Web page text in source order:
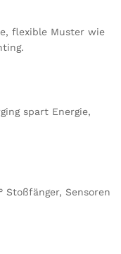
flexible Muster wie
spart Energie,
Stoßfänger, Sensoren